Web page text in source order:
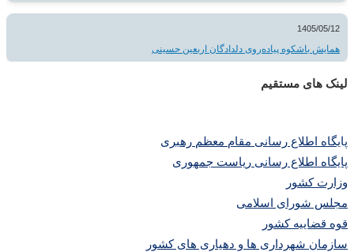
1405/05/12
همایش باشکوه پیاده‌روی دلدادگان اربعین حسینی
لینک های مستقیم
پایگاه اطلاع رسانی مقام معظم رهبری
پایگاه اطلاع رسانی ریاست جمهوری
وزارت کشور
مجلس شورای اسلامی
قوه قضاییه کشور
سازمان شهرداری ها و دهیاری های کشور